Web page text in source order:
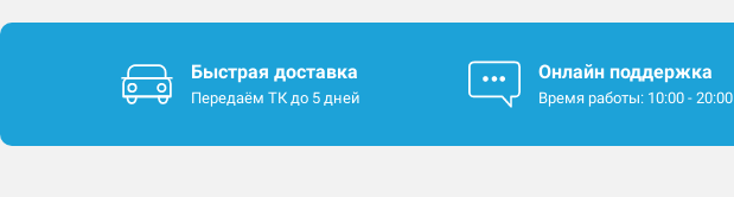
Быстрая доставка
Передаём ТК до 5 дней
Онлайн поддержка
Время работы: 10:00 - 20:00